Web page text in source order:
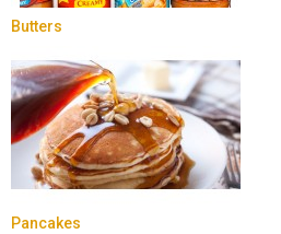
Butters
Pancakes